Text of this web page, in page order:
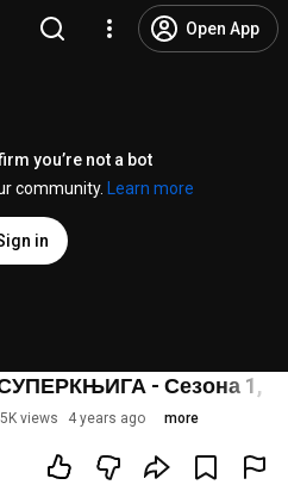
Open App
you’re not a bot
community.
Learn more
in
- Сезона 1,
views 4 years ago more